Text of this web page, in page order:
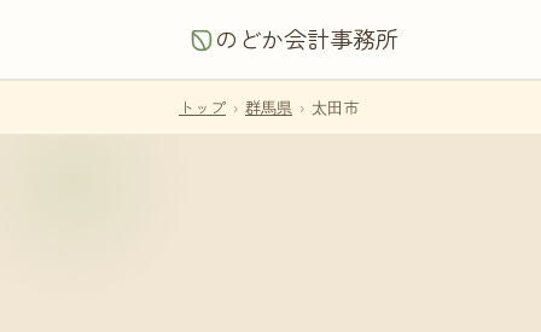
のどか会計事務所
トップ › 群馬県 › 太田市